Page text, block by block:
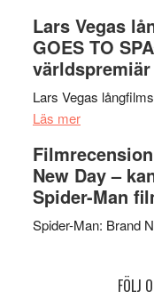
Vem
kan
styra
Mauri?
Lars Vegas
GOES TO
Lars Vegas
Läs merom
Vegas
ARNE
GOES
New Day –
Spider-Man
Spider-Man: Brand
FÖLJ